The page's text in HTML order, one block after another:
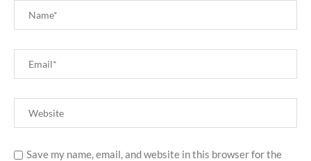
Save my name, email, and website in this browser for the